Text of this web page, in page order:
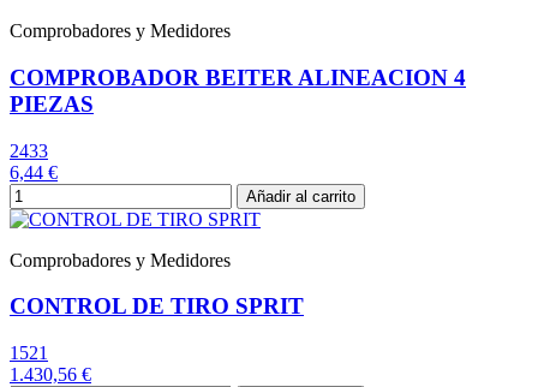
Comprobadores y Medidores
COMPROBADOR BEITER ALINEACION 4
PIEZAS
2433
6,44 €
Añadir al carrito
Comprobadores y Medidores
CONTROL DE TIRO SPRIT
1521
1.430,56 €